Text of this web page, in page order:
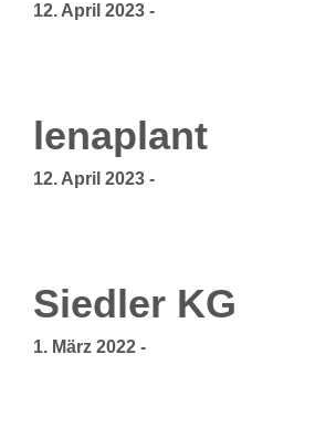
12. April 2023 -
lenaplant
12. April 2023 -
Siedler KG
1. März 2022 -